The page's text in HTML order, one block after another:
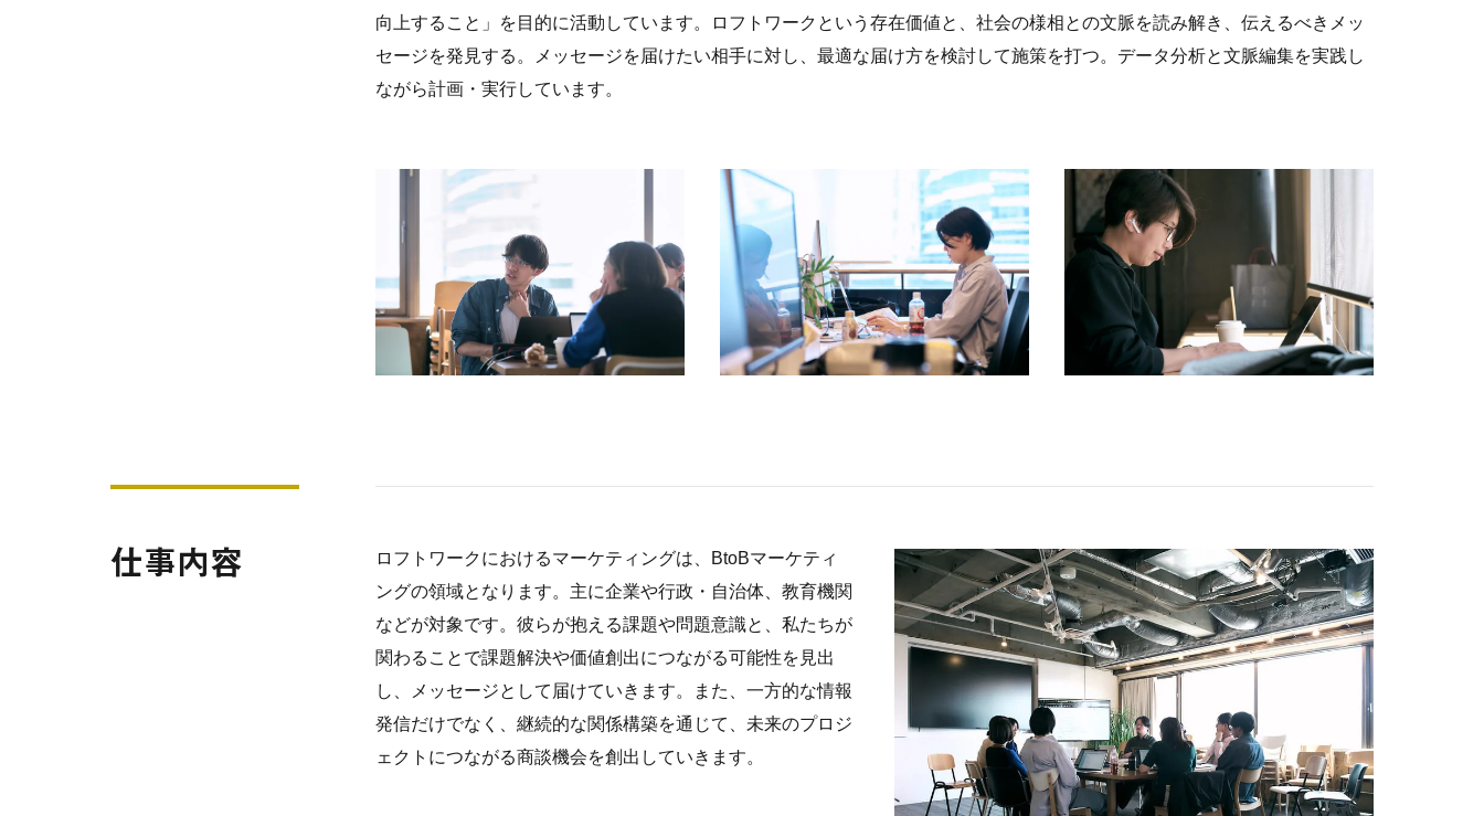
向上すること」を目的に活動しています。ロフトワークという存在価値と、社会の様相との文脈を読み解き、伝えるべきメッ
セージを発見する。メッセージを届けたい相手に対し、最適な届け方を検討して施策を打つ。データ分析と文脈編集を実践し
ながら計画・実行しています。
仕事内容
ロフトワークにおけるマーケティングは、BtoBマーケティ
ングの領域となります。主に企業や行政・自治体、教育機関
などが対象です。彼らが抱える課題や問題意識と、私たちが
関わることで課題解決や価値創出につながる可能性を見出
し、メッセージとして届けていきます。また、一方的な情報
発信だけでなく、継続的な関係構築を通じて、未来のプロジ
ェクトにつながる商談機会を創出していきます。